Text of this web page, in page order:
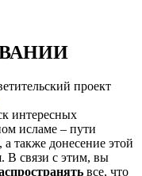
проект
интересных
исламе – пути
также донесение этой
В связи с этим, вы
все, что